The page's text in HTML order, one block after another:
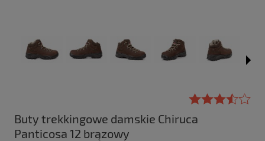
Buty trekkingowe damskie Chiruca
Panticosa 12 brązowy